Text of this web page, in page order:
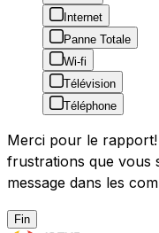
Internet
Panne Totale
Wi-fi
Télévision
Téléphone
Merci pour le
frustrations que vous
message dans les
Fin